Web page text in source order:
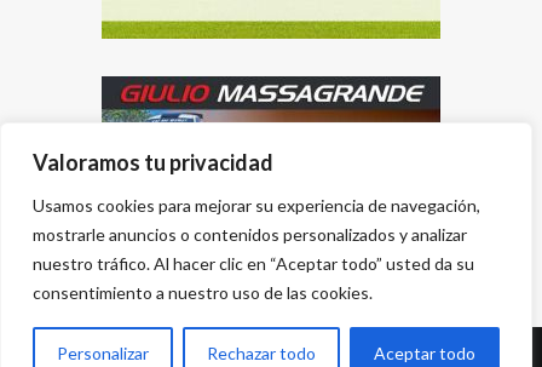
Valoramos tu privacidad
Usamos cookies para mejorar su experiencia de navegación,
mostrarle anuncios o contenidos personalizados y analizar
nuestro tráfico. Al hacer clic en “Aceptar todo” usted da su
consentimiento a nuestro uso de las cookies.
Personalizar Rechazar todo Aceptar todo